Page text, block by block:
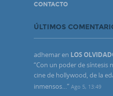
CONTACTO
ÚLTIMOS
adhemar en LOS
“Con un poder de síntesis
cine de hollywood, de la
inmensos…” Ago 5, 13:49